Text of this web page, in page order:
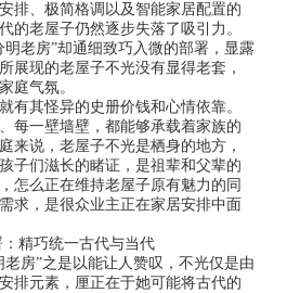
排、极简格调以及智能家居配置的
的老屋子仍然逐步失落了吸引力。
老房”却通细致巧入微的部署，显露
展现的老屋子不光没有显得老套，
庭气氛。
其怪异的史册价钱和心情依靠。
每一壁墙壁，都能够承载着家族的
来说，老屋子不光是栖身的地方，
子们滋长的睹证，是祖辈和父辈的
怎么正在维持老屋子原有魅力的同
求，是很众业主正在家居安排中面
精巧统一古代与当代
房”之是以能让人赞叹，不光仅是由
排元素，厘正在于她可能将古代的